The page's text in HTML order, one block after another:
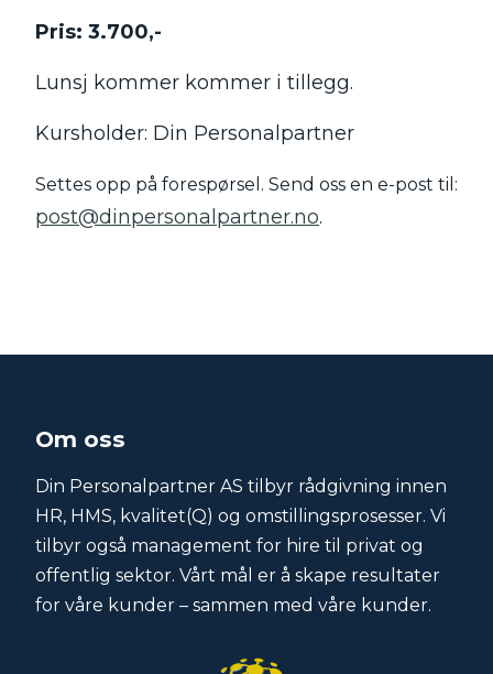
Pris: 3.700,-
Lunsj kommer kommer i tillegg.
Kursholder: Din Personalpartner
Settes opp på forespørsel. Send oss en e-post til:
post@dinpersonalpartner.no.
Om oss
Din Personalpartner AS tilbyr rådgivning innen
HR, HMS, kvalitet(Q) og omstillingsprosesser. Vi
tilbyr også management for hire til privat og
offentlig sektor. Vårt mål er å skape resultater
for våre kunder – sammen med våre kunder.